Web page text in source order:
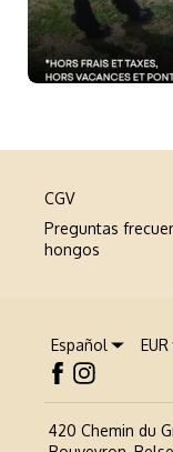
CGV
Preguntas
hongos
Español EUR
420 Chemin du